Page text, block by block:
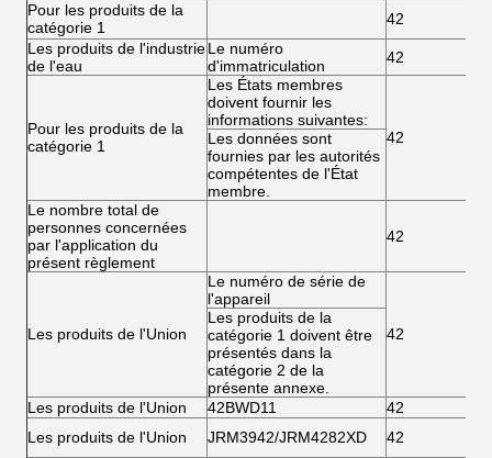
Pour les produits de la
catégorie 1
42
Les produits de l'industrie
de l'eau
Le numéro
d'immatriculation
42
Pour les produits de la
catégorie 1
Les États membres
doivent fournir les
informations suivantes:
42
Les données sont
fournies par les autorités
compétentes de l'État
membre.
Le nombre total de
personnes concernées
par l'application du
présent règlement
42
Les produits de l'Union
Le numéro de série de
l'appareil
42
Les produits de la
catégorie 1 doivent être
présentés dans la
catégorie 2 de la
présente annexe.
Les produits de l'Union
42BWD11
42
Les produits de l'Union
JRM3942/JRM4282XD 42